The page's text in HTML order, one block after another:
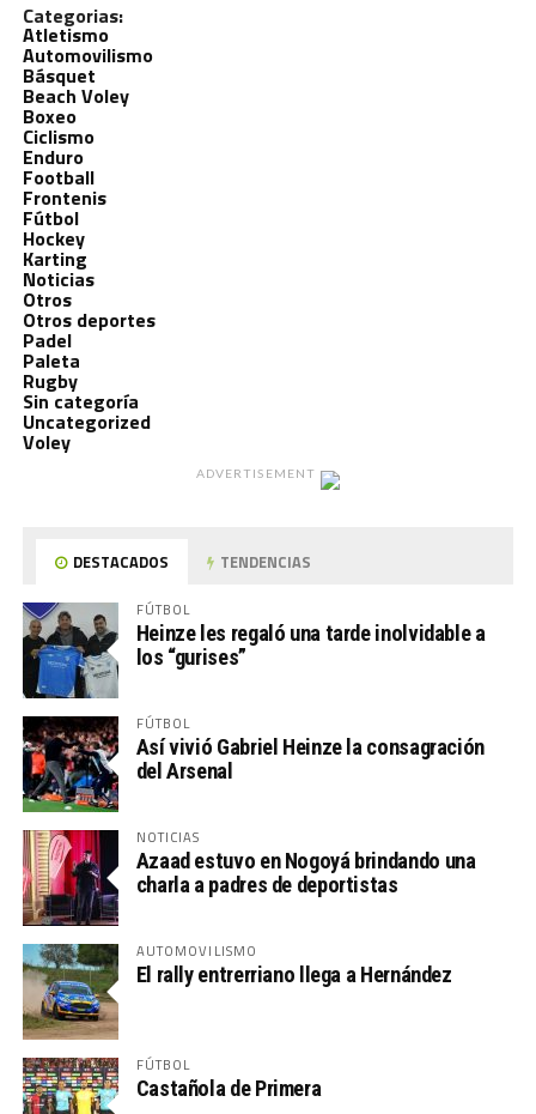
Categorias:
Atletismo
Automovilismo
Básquet
Beach Voley
Boxeo
Ciclismo
Enduro
Football
Frontenis
Fútbol
Hockey
Karting
Noticias
Otros
Otros deportes
Padel
Paleta
Rugby
Sin categoría
Uncategorized
Voley
ADVERTISEMENT
DESTACADOS TENDENCIAS
FÚTBOL
Heinze les regaló una tarde inolvidable a
los “gurises”
FÚTBOL
Así vivió Gabriel Heinze la consagración
del Arsenal
NOTICIAS
Azaad estuvo en Nogoyá brindando una
charla a padres de deportistas
AUTOMOVILISMO
El rally entrerriano llega a Hernández
FÚTBOL
Castañola de Primera